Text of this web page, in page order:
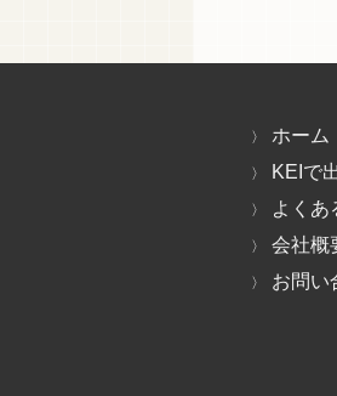
ホーム
KEIで
よくあ
会社概
お問い